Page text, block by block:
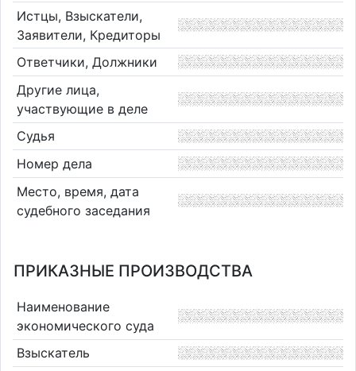
Истцы, Взыскатели,
Заявители, Кредиторы
Ответчики, Должники
Другие лица,
участвующие в деле
Судья
Номер дела
Место, время, дата
судебного заседания
ПРИКАЗНЫЕ ПРОИЗВОДСТВА
Наименование
экономического суда
Взыскатель